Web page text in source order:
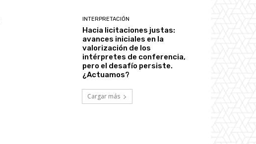
INTERPRETACIÓN
Hacia licitaciones justas:
avances iniciales en la
valorización de los
intérpretes de conferencia,
pero el desafío persiste.
¿Actuamos?
Cargar más